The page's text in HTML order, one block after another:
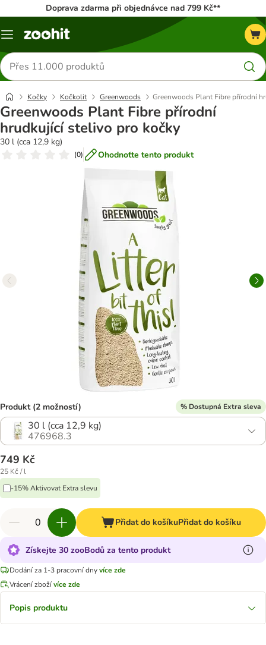
Doprava zdarma při objednávce nad 799 Kč**
Menu
Hledat
produkty
Kočky Kočkolit Greenwoods Greenwoods Plant Fibre přírodní
Greenwoods Plant Fibre přírodní
hrudkující stelivo pro kočky
30 l (cca 12,9 kg)
(0) Ohodnoťte tento produkt
Produkt (2 možností) % Dostupná Extra sleva
30 l (cca 12,9 kg)
476968.3
749 Kč
25 Kč / l
-15% Aktivovat Extra slevu
Přidat do košíkuPřidat do košíku
Získejte 30 zooBodů za tento produkt
Dodání za 1-3 pracovní dnyvíce zde
Vrácení zbožívíce zde
Popis produktu